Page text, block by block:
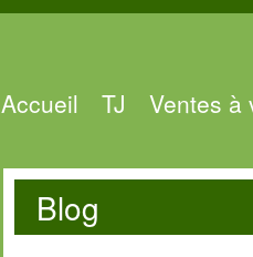
Accueil TJ Ventes à
Blog